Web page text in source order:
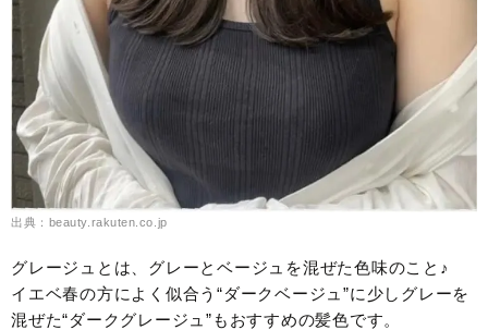
出典：beauty.rakuten.co.jp
グレージュとは、グレーとベージュを混ぜた色味のこと♪
イエベ春の方によく似合う“ダークベージュ”に少しグレーを
混ぜた“ダークグレージュ”もおすすめの髪色です。